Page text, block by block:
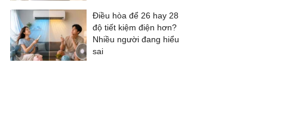
Điều hòa để 26 hay 28
độ tiết kiệm điện hơn?
Nhiều người đang hiểu
sai